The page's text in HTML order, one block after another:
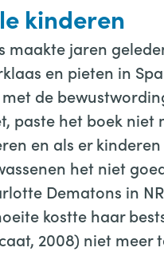
kinderen
maakte jaren
en pieten in
de
paste het boek niet
en als er
het niet
Dematons in
kostte haar
2008) niet meer